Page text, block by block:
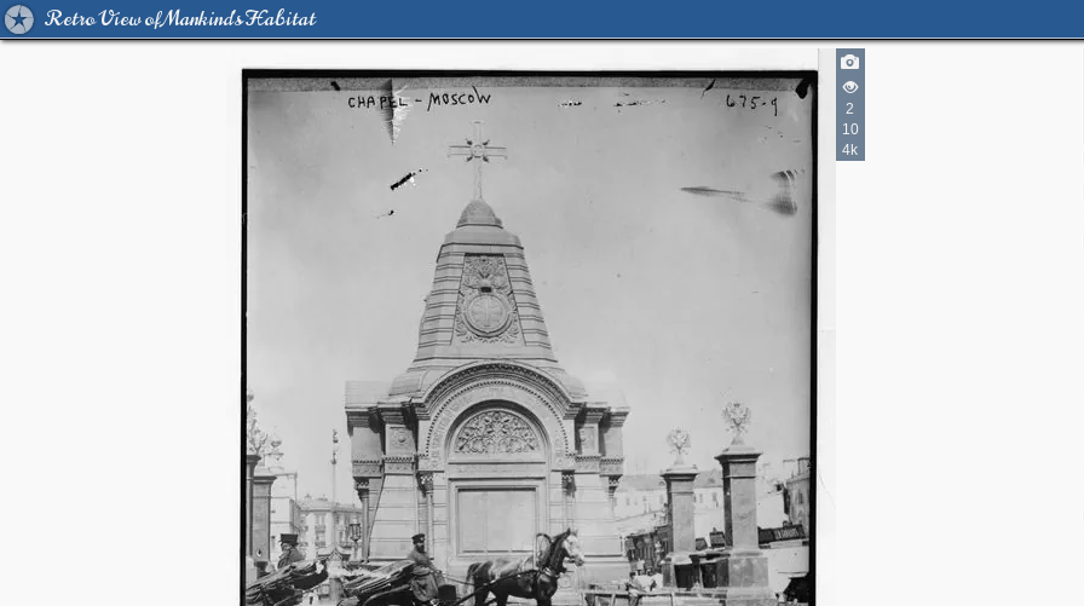
Retro View of Mankind's Habitat
2
10
4k
11